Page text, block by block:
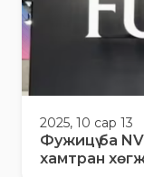
2025, 10 сар 13
Фужицү ба
хамтран